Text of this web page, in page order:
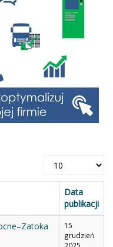
Pokaż
Data
publikacji
15
grudzień